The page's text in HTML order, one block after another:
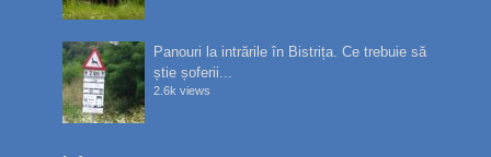
Panouri la intrările în Bistrița. Ce trebuie să
știe șoferii...
2.6k views